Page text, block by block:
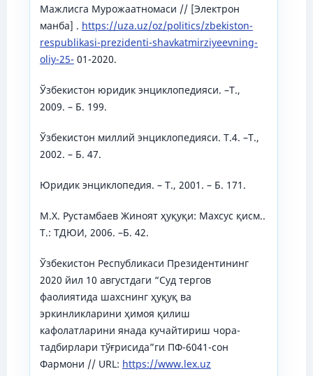
Мажлисга Мурожаатномаси // [Электрон
манба] . https://uza.uz/oz/politics/zbekiston-
respublikasi-prezidenti-shavkatmirziyeevning-
oliy-25- 01-2020.
Ўзбекистон юридик энциклопедияси. –Т.,
2009. – Б. 199.
Ўзбекистон миллий энциклопедияси. Т.4. –Т.,
2002. – Б. 47.
Юридик энциклопедия. – Т., 2001. – Б. 171.
М.Х. Рустамбаев Жиноят ҳуқуқи: Махсус қисм..
Т.: ТДЮИ, 2006. –Б. 42.
Ўзбекистон Республикаси Президентининг
2020 йил 10 августдаги “Суд тергов
фаолиятида шахснинг ҳуқуқ ва
эркинликларини ҳимоя қилиш
кафолатларини янада кучайтириш чора-
тадбирлари тўғрисида”ги ПФ-6041-сон
Фармони // URL: https://www.lex.uz